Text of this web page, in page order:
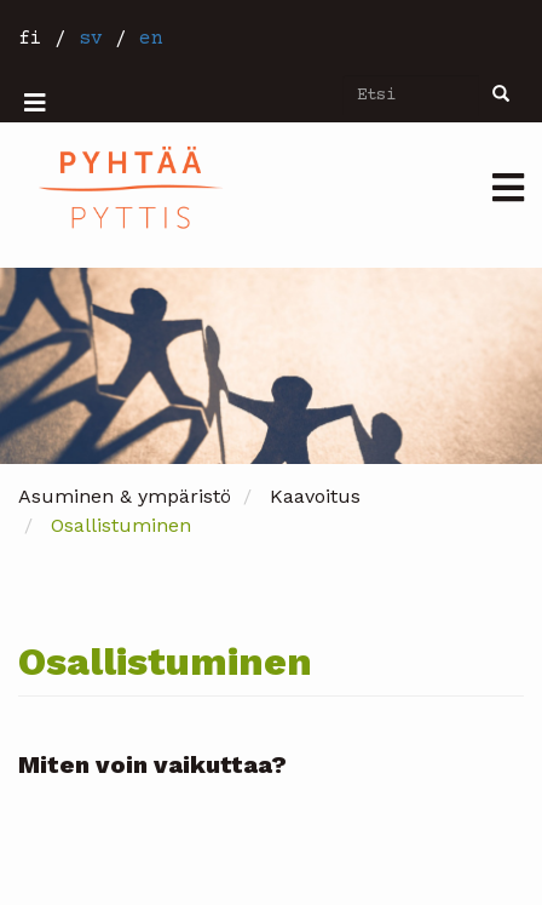
pääsisältöön
fi / sv / en
Etsi Etsi
Mobiilivalikko
Asuminen & ympäristö
Kaavoitus
Osallistuminen
Osallistuminen
Miten voin vaikuttaa?